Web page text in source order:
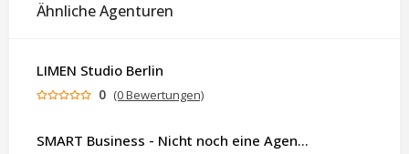
Ähnliche Agenturen
LIMEN Studio Berlin
0 (0 Bewertungen)
SMART Business - Nicht noch eine Agentur. Sondern ein Partner, der dein Business als Ganzes denkt.